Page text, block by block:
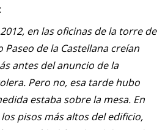
en las oficinas de la torre de
de la Castellana creían
antes del anuncio de la
Pero no, esa tarde hubo
estaba sobre la mesa. En
pisos más altos del edificio,